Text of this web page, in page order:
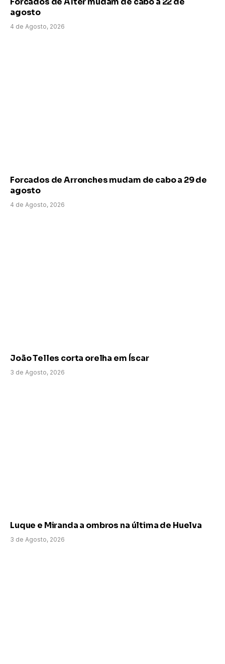
agosto
4 de Agosto, 2026
Forcados de Arronches mudam de cabo a 29 de
agosto
4 de Agosto, 2026
João Telles corta orelha em Íscar
3 de Agosto, 2026
Luque e Miranda a ombros na última de Huelva
3 de Agosto, 2026